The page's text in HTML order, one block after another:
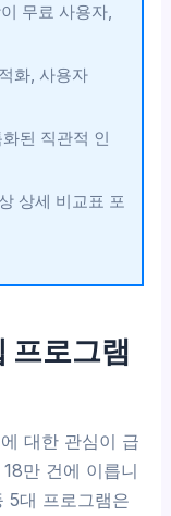
무료 사용자,
화, 사용자
된 직관적 인
상세 비교표 포
프로그램
대한 관심이 급
만 건에 이릅니
5대 프로그램은